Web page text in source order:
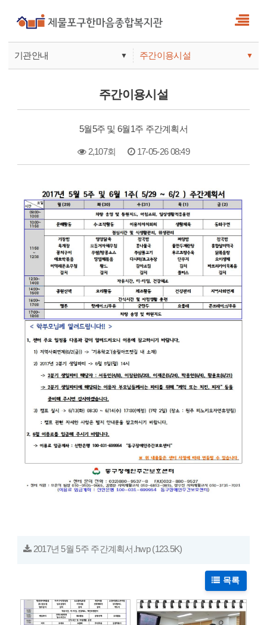
기관안내 ▼
기관안내
주간이용시설 ▼
주간보호
주간이용시설
5월5주 및 6월1주 주간계획서
2,107회 17-05-26 08:49
2017년 5월 5주 주간계획서.hwp(123.5K)
목록